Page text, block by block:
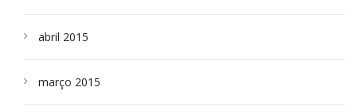
abril 2015
março 2015